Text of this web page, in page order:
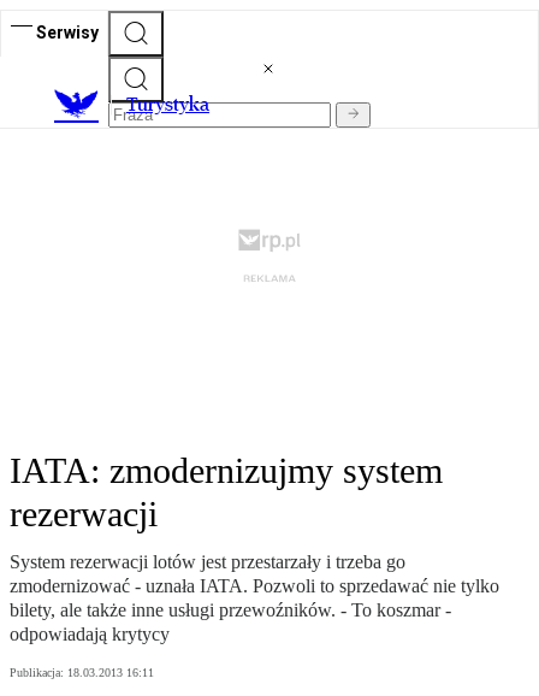
Serwisy
Turystyka
IATA: zmodernizujmy system
rezerwacji
System rezerwacji lotów jest przestarzały i trzeba go
zmodernizować - uznała IATA. Pozwoli to sprzedawać nie tylko
bilety, ale także inne usługi przewoźników. - To koszmar -
odpowiadają krytycy
Publikacja: 18.03.2013 16:11